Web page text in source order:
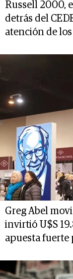
Russell 2000,
detrás del
atención de
Greg Abel
invirtió U$S
apuesta fuerte